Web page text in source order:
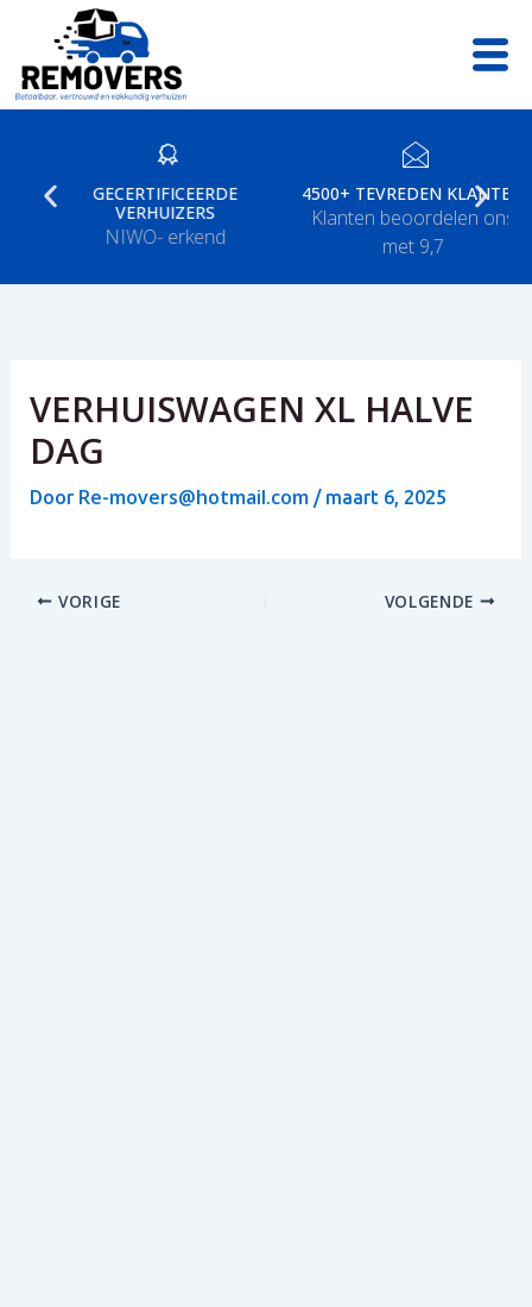
inhoud
GECERTIFICEERDE
VERHUIZERS
NIWO- erkend
4500+ TEVREDEN KLANTEN
Klanten beoordelen ons
met 9,7
VERHUISWAGEN XL HALVE
DAG
Door Re-movers@hotmail.com / maart 6, 2025
VORIGE VOLGENDE